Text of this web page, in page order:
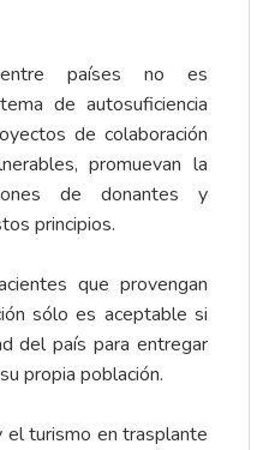
países no es
de autosuficiencia
de colaboración
promuevan la
de donantes y
principios.
que provengan
sólo es aceptable si
del país para entregar
propia población.
turismo en trasplante